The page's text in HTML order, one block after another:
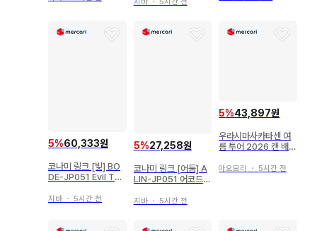
5%60,333원
코나미 링크 [빛] BO
DE-JP051 Evil Twi
즈마
지바 ・ 5시간 전
5%27,258원
코나미 링크 [어둠] A
LIN-JP051 어코드
리프
지바・ 5시간 전
5%43,897원
우라시마사카타센 여
름 투어 2026 캔 배지
아오모리 ・5시간 전